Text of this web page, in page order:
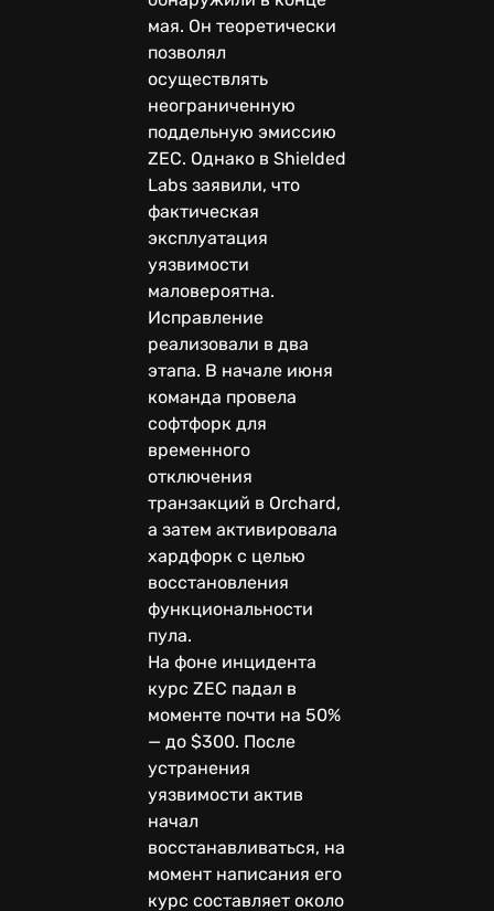
мая. Он теоретически
позволял
осуществлять
неограниченную
поддельную эмиссию
ZEC. Однако в Shielded
Labs заявили, что
фактическая
эксплуатация
уязвимости
маловероятна.
Исправление
реализовали в два
этапа. В начале июня
команда провела
софтфорк для
временного
отключения
транзакций в Orchard,
а затем активировала
хардфорк с целью
восстановления
функциональности
пула.
На фоне инцидента
курс ZEC падал в
моменте почти на 50%
— до $300. После
устранения
уязвимости актив
начал
восстанавливаться, на
момент написания его
курс составляет около